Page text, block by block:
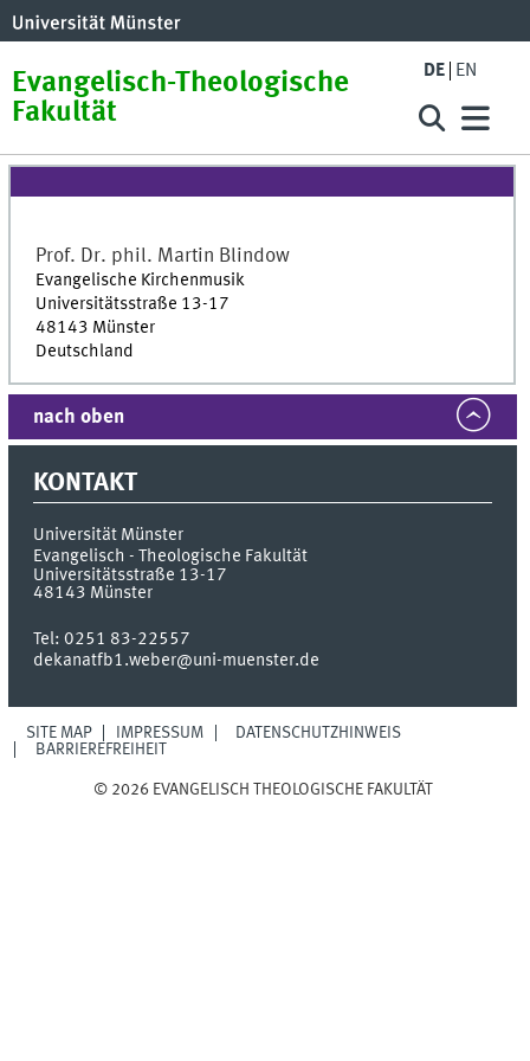
Evangelisch-Theologische
Fakultät
DE EN
Prof. Dr. phil. Martin Blindow
Evangelische Kirchenmusik
Universitätsstraße 13-17
48143 Münster
Deutschland
nach oben
KONTAKT
Universität Münster
Evangelisch - Theologische Fakultät
Universitätsstraße 13-17
48143 Münster
Tel:0251 83-22557
dekanatfb1.weber@uni-muenster.de
SITE MAP IMPRESSUM
DATENSCHUTZHINWEIS
BARRIEREFREIHEIT
© 2026 EVANGELISCH THEOLOGISCHE FAKULTÄT